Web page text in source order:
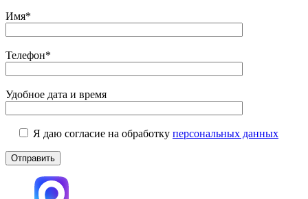
Имя*
Телефон*
Удобное дата и время
Я даю согласие на обработку персональных данных